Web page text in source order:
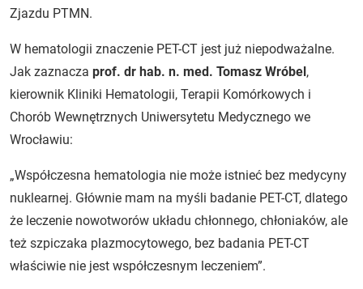
Zjazdu PTMN.
W hematologii znaczenie PET-CT jest już niepodważalne.
Jak zaznacza prof. dr hab. n. med. Tomasz Wróbel,
kierownik Kliniki Hematologii, Terapii Komórkowych i
Chorób Wewnętrznych Uniwersytetu Medycznego we
Wrocławiu:
„Współczesna hematologia nie może istnieć bez medycyny
nuklearnej. Głównie mam na myśli badanie PET-CT, dlatego
że leczenie nowotworów układu chłonnego, chłoniaków, ale
też szpiczaka plazmocytowego, bez badania PET-CT
właściwie nie jest współczesnym leczeniem”.